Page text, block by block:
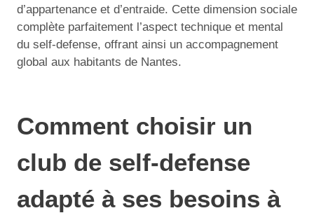
d’appartenance et d’entraide. Cette dimension sociale
complète parfaitement l’aspect technique et mental
du self-defense, offrant ainsi un accompagnement
global aux habitants de Nantes.
Comment choisir un
club de self-defense
adapté à ses besoins à